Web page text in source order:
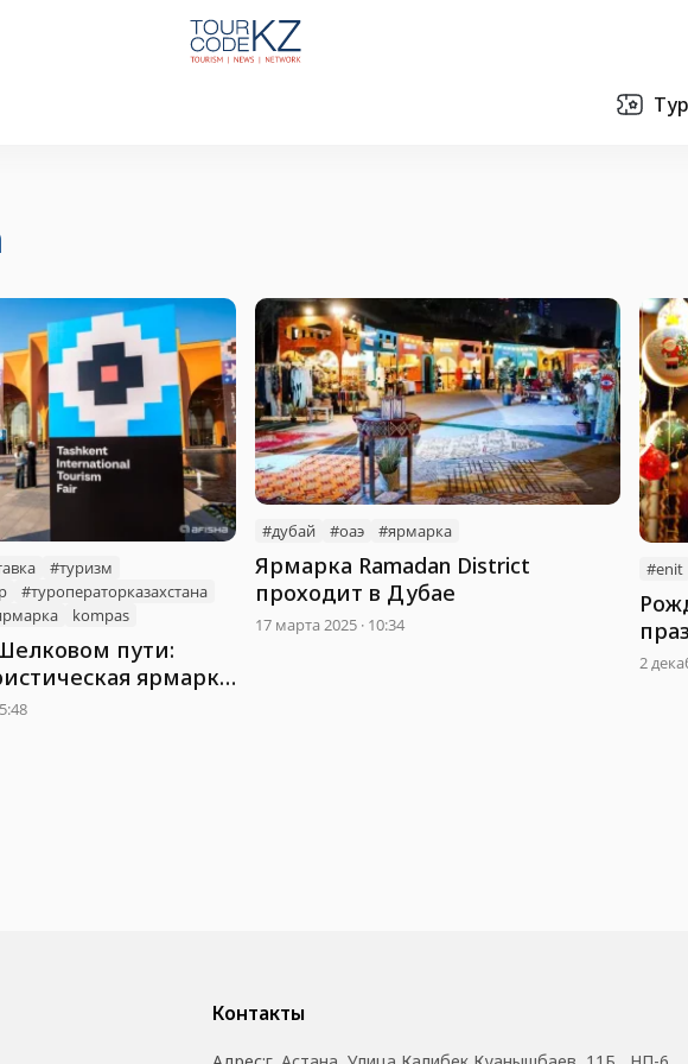
#туризм
#туроператорказахстана
kompas
пути:
ярмарка
#дубай #оаэ #ярмарка
Ярмарка Ramadan District
проходит в Дубае
17 марта 2025 · 10:34
#enit
2
Контакты